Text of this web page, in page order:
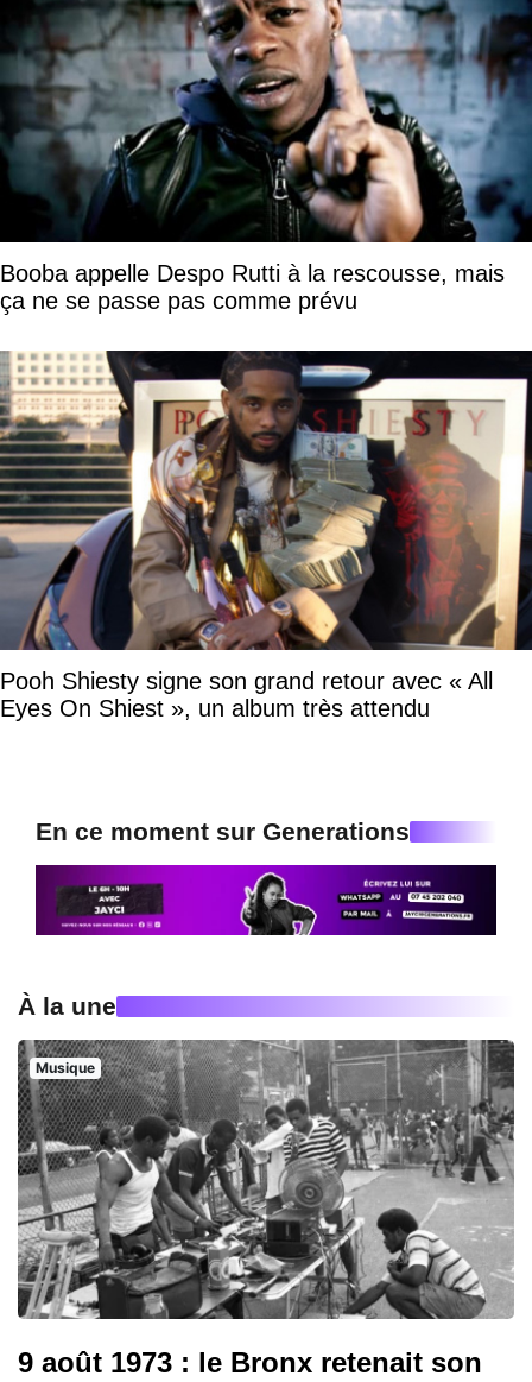
Booba appelle Despo Rutti à la rescousse, mais
ça ne se passe pas comme prévu
Pooh Shiesty signe son grand retour avec « All
Eyes On Shiest », un album très attendu
En ce moment sur Generations
À la une
Musique
9 août 1973 : le Bronx retenait son